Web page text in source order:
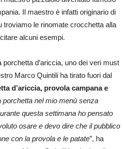
Il maestro è infatti originario di
troviamo le rinomate crocchetta alla
alcuni esempi.
d’ariccia, uno dei veri must
Marco Quintili ha tirato fuori dal
d’ariccia, provola campana e
nel mio menù senza
questa settimana ho pensato
osare e devo dire che il pubblico
con la provola e le patate”, ha